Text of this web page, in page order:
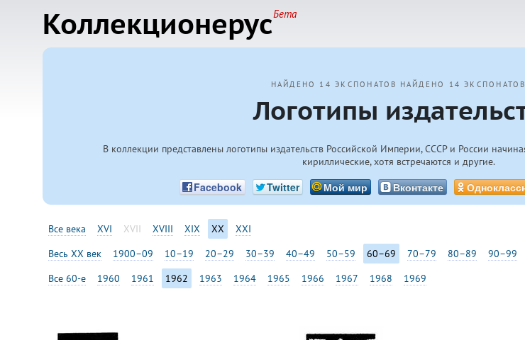
КоллекционерусБета
НАЙДЕНО 14 ЭКСПОНАТОВ НАЙДЕНО 14 ЭКСПОНАТОВ
Логотипы
В коллекции представлены логотипы издательств Российской Империи, СССР и России
кириллические, хотя встречаются и другие.
Facebook Twitter Мой мир Вконтакте
Все века XVI XVII XVIII XIX XX
XXI
Весь XX век
1900–09 10–19 20–29 30–39 40–49 50–59 60–69 70–79 80–89
90–99
Все 60-е
1960 1961 1962 1963 1964 1965 1966 1967 1968 1969